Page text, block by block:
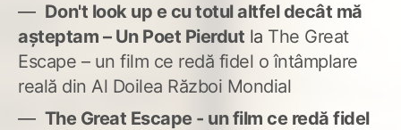
Don't look up e cu totul altfel decât mă
așteptam – Un Poet Pierdut la The Great
Escape – un film ce redă fidel o întâmplare
reală din Al Doilea Război Mondial
The Great Escape - un film ce redă fidel